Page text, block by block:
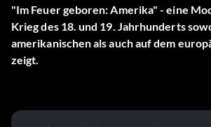
"Im Feuer geboren: Amerika" - eine
Krieg des 18. und 19. Jahrhunderts
amerikanischen als auch auf dem
zeigt.